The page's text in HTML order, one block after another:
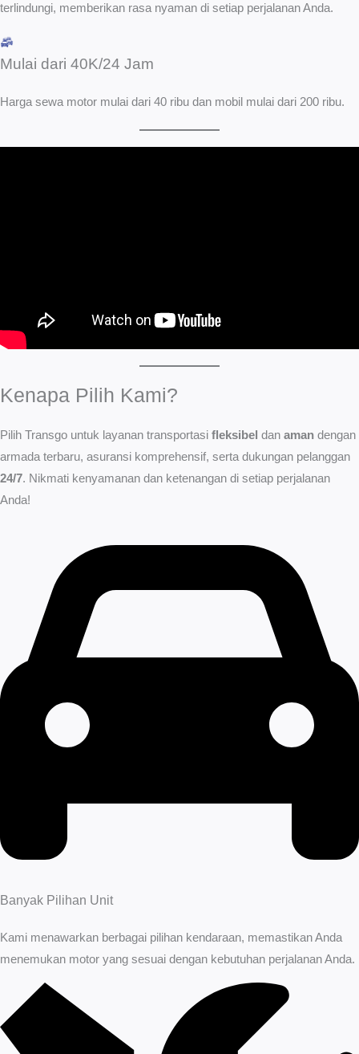
terlindungi, memberikan rasa nyaman di setiap perjalanan Anda.
Mulai dari 40K/24 Jam
Harga sewa motor mulai dari 40 ribu dan mobil mulai dari 200 ribu.
Kenapa Pilih Kami?
Pilih Transgo untuk layanan transportasi fleksibel dan aman dengan
armada terbaru, asuransi komprehensif, serta dukungan pelanggan
24/7. Nikmati kenyamanan dan ketenangan di setiap perjalanan
Anda!
Banyak Pilihan Unit
Kami menawarkan berbagai pilihan kendaraan, memastikan Anda
menemukan motor yang sesuai dengan kebutuhan perjalanan Anda.